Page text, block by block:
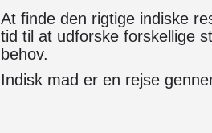
At finde den rigtige indiske
tid til at udforske forskellige
behov.
Indisk mad er en rejse